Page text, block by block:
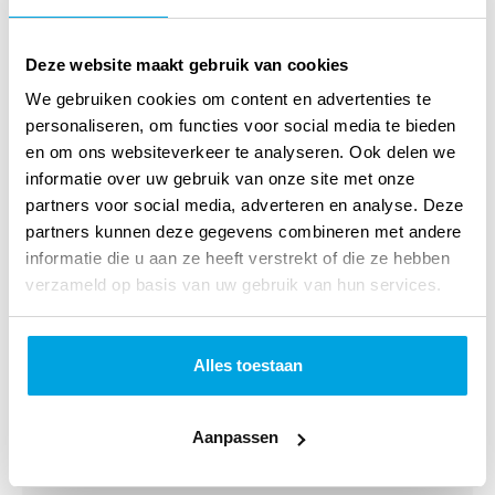
Deze website maakt gebruik van cookies
We gebruiken cookies om content en advertenties te
personaliseren, om functies voor social media te bieden
en om ons websiteverkeer te analyseren. Ook delen we
informatie over uw gebruik van onze site met onze
partners voor social media, adverteren en analyse. Deze
partners kunnen deze gegevens combineren met andere
informatie die u aan ze heeft verstrekt of die ze hebben
verzameld op basis van uw gebruik van hun services.
Alles toestaan
Aanpassen
Auteur: J. Belder
Taal: Nederlands
Verschijningsvorm: Paperback
NUR-code: 700
Druk: 1
Uitgever: Opruimingsboeken.nl
Categorie: Theologie algemeen
Januari 2013